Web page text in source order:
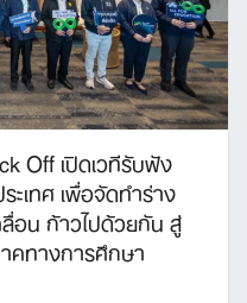
Off เปิดเวทีรับฟัง
ะเทศ เพื่อจัดทำร่าง
อน ก้าวไปด้วยกัน สู่
คทางการศึกษา